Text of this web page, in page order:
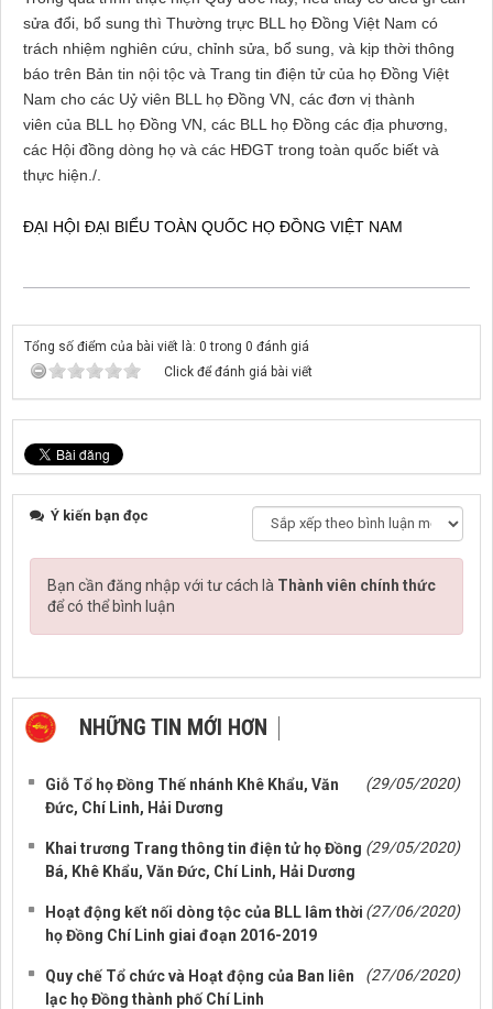
sửa đổi, bổ sung thì Thường trực BLL họ Đồng Việt Nam có
trách nhiệm nghiên cứu, chỉnh sửa, bổ sung, và kịp thời thông
báo trên Bản tin nội tộc và Trang tin điện tử của họ Đồng Việt
Nam cho các Uỷ viên BLL họ Đồng VN, các đơn vị thành
viên của BLL họ Đồng VN, các BLL họ Đồng các địa phương,
các Hội đồng dòng họ và các HĐGT trong toàn quốc biết và
thực hiện./.
ĐẠI HỘI ĐẠI BIỂU TOÀN QUỐC HỌ ĐỒNG VIỆT NAM
Tổng số điểm của bài viết là: 0 trong 0 đánh giá
Click để đánh giá bài viết
Ý kiến bạn đọc
Bạn cần đăng nhập với tư cách là Thành viên chính thức
để có thể bình luận
NHỮNG TIN MỚI HƠN
Giỗ Tổ họ Đồng Thế nhánh Khê Khẩu, Văn
Đức, Chí Linh, Hải Dương
(29/05/2020)
Khai trương Trang thông tin điện tử họ Đồng
Bá, Khê Khẩu, Văn Đức, Chí Linh, Hải Dương
(29/05/2020)
Hoạt động kết nối dòng tộc của BLL lâm thời
họ Đồng Chí Linh giai đoạn 2016-2019
(27/06/2020)
Quy chế Tổ chức và Hoạt động của Ban liên
lạc họ Đồng thành phố Chí Linh
(27/06/2020)